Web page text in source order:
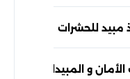
مبيد للحشرات
و المبيدات